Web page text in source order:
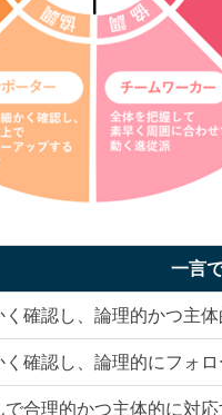
一言
く確認し、論理的かつ主
く確認し、論理的にフォ
で合理的かつ主体的に対